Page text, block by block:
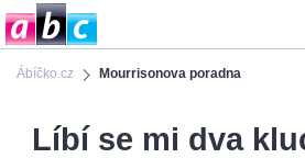
Ábíčko.cz Mourrisonova poradna
Líbí se mi dva